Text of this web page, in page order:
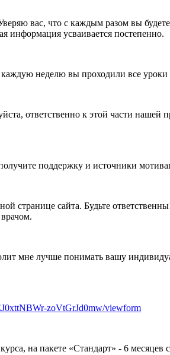
вас, что с каждым разом вы
информация усваивается постепенно.
неделю вы проходили все
ответственно к этой части нашей
поддержку и источники
странице сайта. Будьте
мне лучше понимать вашу
zoVtGrJd0mw/viewform
на пакете «Стандарт» - 6